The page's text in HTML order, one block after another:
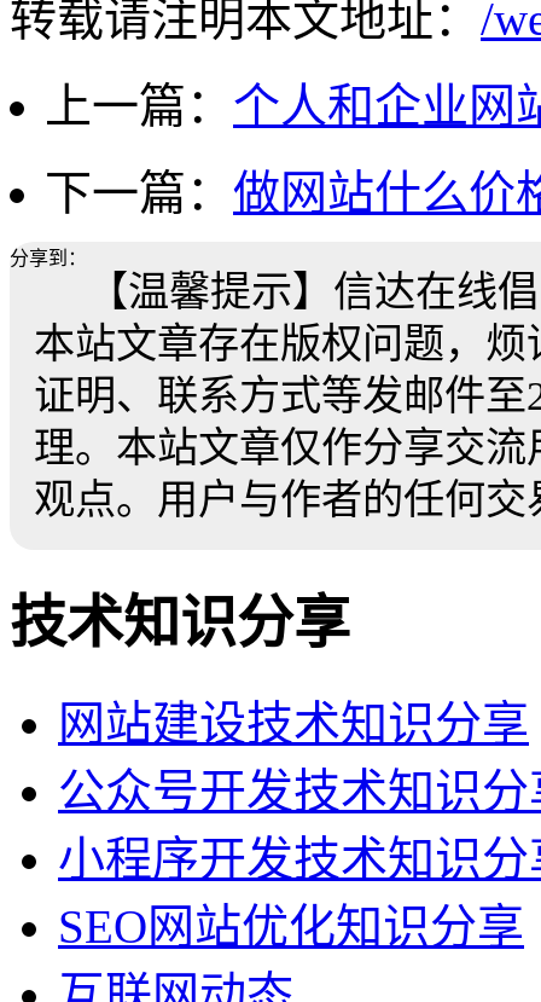
转载请注明本文地址： /
上一篇： 个人和企业网
下一篇： 做网站什么价
分享到：
【温馨提示】信达在线
本站文章存在版权问题，
证明、联系方式等发邮件至
理。本站文章仅作分享交
观点。用户与作者的任何
技术知识分享
网站建设技术知识分享
公众号开发技术知识分
小程序开发技术知识分
SEO网站优化知识分享